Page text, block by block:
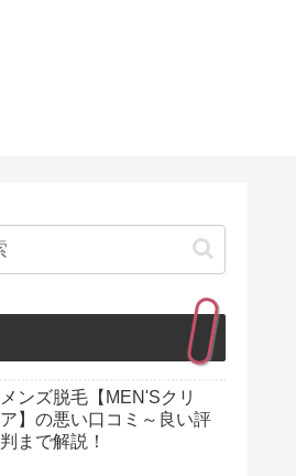
メンズ脱毛【MEN'Sクリ
ア】の悪い口コミ～良い評
判まで解説！